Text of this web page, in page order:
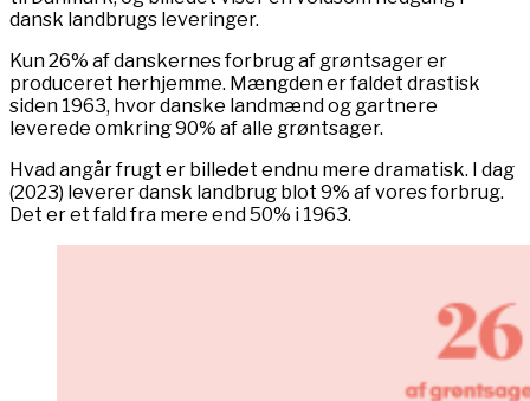
dansk landbrugs leveringer.
Kun 26% af danskernes forbrug af grøntsager er
produceret herhjemme. Mængden er faldet drastisk
siden 1963, hvor danske landmænd og gartnere
leverede omkring 90% af alle grøntsager.
Hvad angår frugt er billedet endnu mere dramatisk. I dag
(2023) leverer dansk landbrug blot 9% af vores forbrug.
Det er et fald fra mere end 50% i 1963.